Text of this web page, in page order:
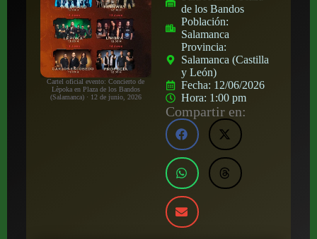
Cartel oficial evento: Concierto de
Lèpoka en Plaza de los Bandos
(Salamanca) · 12 de junio, 2026
de los Bandos
Población:
Salamanca
Provincia:
Salamanca (Castilla
y León)
Fecha: 12/06/2026
Hora: 1:00 pm
Compartir en: